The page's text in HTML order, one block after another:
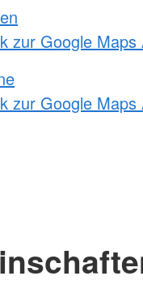
zur Google Maps
zur Google Maps